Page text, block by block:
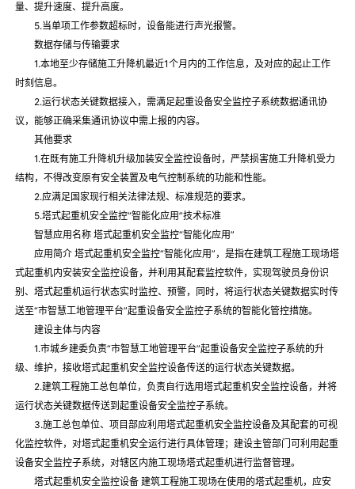
量、提升速度、提升高度。
5.当单项工作参数超标时，设备能进行声光报警。
数据存储与传输要求
1.本地至少存储施工升降机最近1个月内的工作信息，及对应的起止工作
时刻信息。
2.运行状态关键数据接入，需满足起重设备安全监控子系统数据通讯协
议，能够正确采集通讯协议中需上报的内容。
其他要求
1.在既有施工升降机升级加装安全监控设备时，严禁损害施工升降机受力
结构，不得改变原有安全装置及电气控制系统的功能和性能。
2.应满足国家现行相关法律法规、标准规范的要求。
5.塔式起重机安全监控“智能化应用”技术标准
智慧应用名称 塔式起重机安全监控“智能化应用”
应用简介 塔式起重机安全监控“智能化应用”，是指在建筑工程施工现场塔
式起重机内安装安全监控设备，并利用其配套监控软件，实现驾驶员身份识
别、塔式起重机运行状态实时监控、预警，同时，将运行状态关键数据实时传
送至“市智慧工地管理平台”起重设备安全监控子系统的智能化管控措施。
建设主体与内容
1.市城乡建委负责“市智慧工地管理平台”起重设备安全监控子系统的升
级、维护，接收塔式起重机安全监控设备传送的运行状态关键数据。
2.建筑工程施工总包单位，负责自行选用塔式起重机安全监控设备，并将
运行状态关键数据传送到起重设备安全监控子系统。
3.施工总包单位、项目部应利用塔式起重机安全监控设备及其配套的可视
化监控软件，对塔式起重机安全运行进行具体管理；建设主管部门可利用起重
设备安全监控子系统，对辖区内施工现场塔式起重机进行监督管理。
塔式起重机安全监控设备 建筑工程施工现场在使用的塔式起重机，应安